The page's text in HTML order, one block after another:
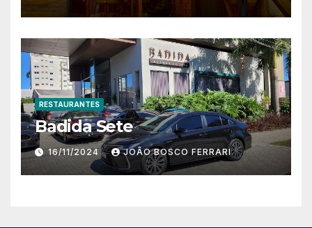
RESTAURANTES
Badida Sete
16/11/2024 JOÃO BOSCO FERRARI